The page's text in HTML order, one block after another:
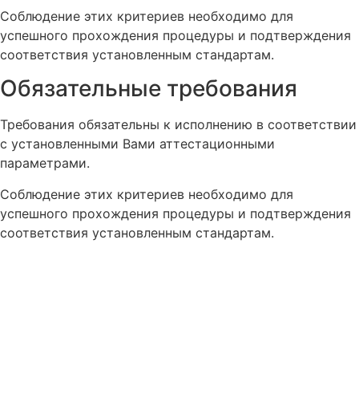
Соблюдение этих критериев необходимо для
успешного прохождения процедуры и подтверждения
соответствия установленным стандартам.
Обязательные требования
Требования обязательны к исполнению в соответствии
с установленными Вами аттестационными
параметрами.
Соблюдение этих критериев необходимо для
успешного прохождения процедуры и подтверждения
соответствия установленным стандартам.